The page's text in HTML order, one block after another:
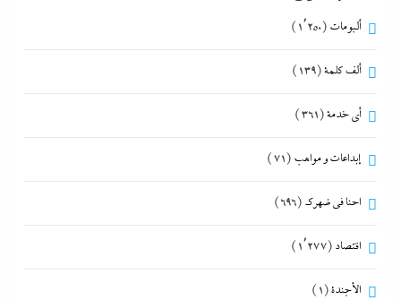
ألبومات (1٬250)
ألف كلمة(139)
أي خدمة(361)
إبداعات و مواهب (71)
احنا في ضهرك (696)
اقتصاد (1٬277)
الأجندة(1)